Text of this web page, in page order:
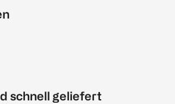
schnell geliefert